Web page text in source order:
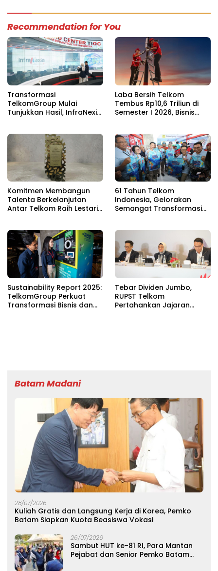
Recommendation for You
Transformasi
TelkomGroup Mulai
Tunjukkan Hasil, InfraNexia
Digital Nasional
Laba Bersih Telkom
Tembus Rp10,6 Triliun di
Semester I 2026, Bisnis
Komitmen Membangun
Talenta Berkelanjutan
Antar Telkom Raih Lestari
61 Tahun Telkom
Indonesia, Gelorakan
Semangat Transformasi
Sustainability Report 2025:
TelkomGroup Perkuat
Transformasi Bisnis dan
Tebar Dividen Jumbo,
RUPST Telkom
Pertahankan Jajaran
Batam Madani
28/07/2026
Kuliah Gratis dan Langsung Kerja di Korea, Pemko
Batam Siapkan Kuota Beasiswa Vokasi
26/07/2026
Sambut HUT ke-81 RI, Para Mantan
Pejabat dan Senior Pemko Batam